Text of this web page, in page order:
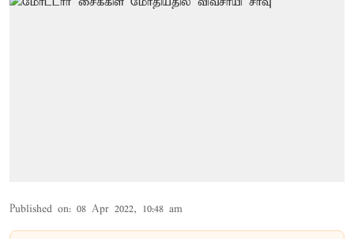
Published on: 08 Apr 2022, 10:48 am